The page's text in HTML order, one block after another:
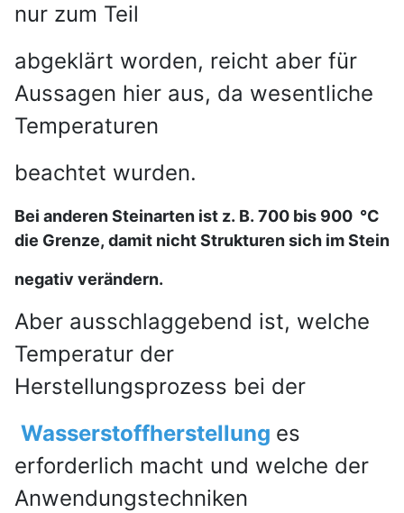
nur zum Teil
abgeklärt worden, reicht aber für
Aussagen hier aus, da wesentliche
Temperaturen
beachtet wurden.
Bei anderen Steinarten ist z. B. 700 bis 900 °C
die Grenze, damit nicht Strukturen sich im Stein
negativ verändern.
Aber ausschlaggebend ist, welche
Temperatur der
Herstellungsprozess bei der
Wasserstoffherstellung es
erforderlich macht und welche der
Anwendungstechniken